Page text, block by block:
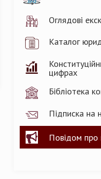
Оглядові
Каталог
цифрах
Бібліотека
Підписка на
Повідом про